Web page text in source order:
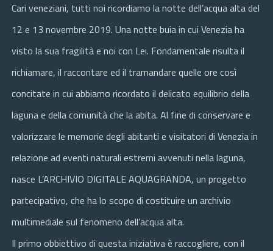
Cari veneziani, tutti noi ricordiamo la notte dell’acqua alta del
12 e 13 novembre 2019. Una notte buia in cui Venezia ha
visto la sua fragilità e noi con Lei. Fondamentale risulta il
richiamare, il raccontare ed il tramandare quelle ore così
concitate in cui abbiamo ricordato il delicato equilibrio della
laguna e della comunità che la abita. Al fine di conservare e
valorizzare le memorie degli abitanti e visitatori di Venezia in
relazione ad eventi naturali estremi avvenuti nella laguna,
nasce L’ARCHIVIO DIGITALE AQUAGRANDA, un progetto
partecipativo, che ha lo scopo di costituire un archivio
multimediale sul fenomeno dell’acqua alta.
Il primo obbiettivo di questa iniziativa è raccogliere, con il